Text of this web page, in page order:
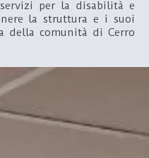
per la disabilità e
la struttura e i suoi
della comunità di Cerro